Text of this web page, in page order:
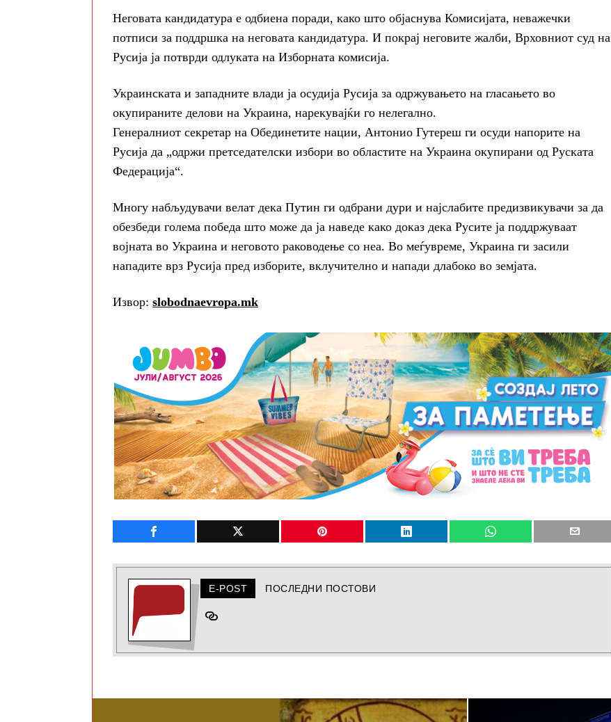
Неговата кандидатура е одбиена поради, како што објаснува Комисијата, неважечки
потписи за поддршка на неговата кандидатура. И покрај неговите жалби, Врховниот суд на
Русија ја потврди одлуката на Изборната комисија.
Украинската и западните влади ја осудија Русија за одржувањето на гласањето во
окупираните делови на Украина, нарекувајќи го нелегално.
Генералниот секретар на Обединетите нации, Антонио Гутереш ги осуди напорите на
Русија да „одржи претседателски избори во областите на Украина окупирани од Руската
Федерација“.
Многу набљудувачи велат дека Путин ги одбрани дури и најслабите предизвикувачи за да
обезбеди голема победа што може да ја наведе како доказ дека Русите ја поддржуваат
војната во Украина и неговото раководење со неа. Во меѓувреме, Украина ги засили
нападите врз Русија пред изборите, вклучително и напади длабоко во земјата.
Извор: slobodnaevropa.mk
E-POST ПОСЛЕДНИ ПОСТОВИ